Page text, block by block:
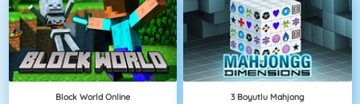
Block World Online 3 Boyutlu Mahjong